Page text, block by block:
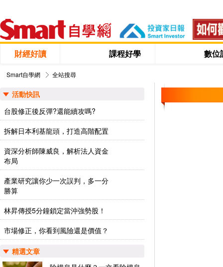
財經好讀 課程好學 數位
Smart自學網 全站搜尋
活動快訊
台股修正後反彈?還能續攻嗎?
拆解日本利基龍頭，打造高階配置
資深分析師陳威良，解析法人資金
布局
產業研究讓你少一次誤判，多一分
勝算
林昇傳授5分鐘鎖定當沖強勢股！
市場修正，你看到風險還是價值？
精選文章